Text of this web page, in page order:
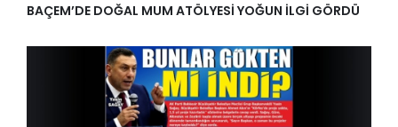
BAÇEM’DE DOĞAL MUM ATÖLYESİ YOĞUN İLGİ GÖRDÜ